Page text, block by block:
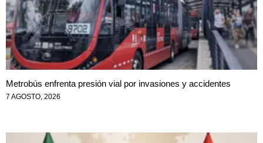
Metrobús enfrenta presión vial por invasiones y accidentes
7 AGOSTO, 2026